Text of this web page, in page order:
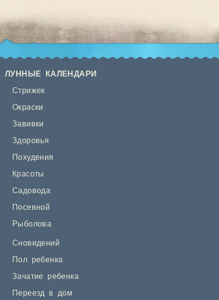
ЛУННЫЕ КАЛЕНДАРИ
Стрижек
Окраски
Завивки
Здоровья
Похудения
Красоты
Садовода
Посевной
Рыболова
Сновидений
Пол ребенка
Зачатие ребенка
Переезд в дом